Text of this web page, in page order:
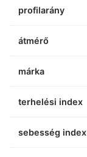
profilarány
átmérő
márka
terhelési index
sebesség index